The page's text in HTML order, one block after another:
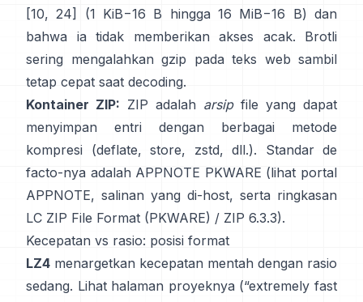
[10, 24] (1 KiB−16 B hingga 16 MiB−16 B) dan
bahwa ia tidak memberikan akses acak. Brotli
sering mengalahkan gzip pada teks web sambil
tetap cepat saat decoding.
Kontainer ZIP: ZIP adalah arsipfile yang dapat
menyimpan entri dengan berbagai metode
kompresi (deflate, store, zstd, dll.). Standar de
facto-nya adalah APPNOTE PKWARE (lihat portal
APPNOTE, salinan yang di-host, serta ringkasan
LC ZIP File Format (PKWARE) / ZIP 6.3.3).
Kecepatan vs rasio: posisi format
LZ4 menargetkan kecepatan mentah dengan rasio
sedang. Lihat halaman proyeknya (“extremely fast